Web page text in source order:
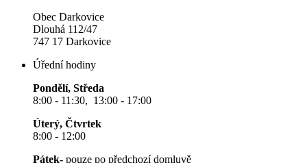
Obec Darkovice
Dlouhá 112/47
747 17 Darkovice
Úřední hodiny
Pondělí, Středa
8:00 - 11:30, 13:00 - 17:00
Úterý, Čtvrtek
8:00 - 12:00
Pátek- pouze po předchozí domluvě